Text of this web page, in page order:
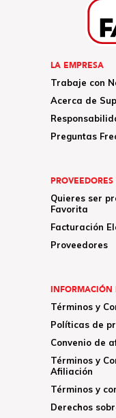
LA EMPRESA
Trabaje con
Acerca de
Preguntas
Quieres ser
Favorita
Facturación
Proveedores
INFORMACIÓN
Términos y
Políticas de
Convenio de
Términos y
Afiliación
Términos y
Derechos